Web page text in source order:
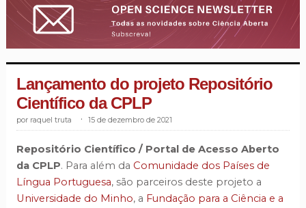
Lançamento do projeto Repositório
Científico da CPLP
raquel truta 15 de dezembro de 2021
Repositório Científico / Portal de Acesso Aberto
da CPLP. Para além da Comunidade dos Países de
Língua Portuguesa, são parceiros deste projeto a
Universidade do Minho, a Fundação para a Ciência e a